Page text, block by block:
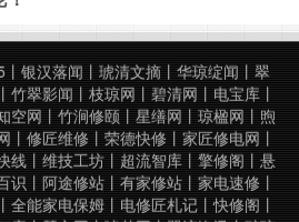
丨 银汉落闻 丨 琥清文摘 丨 华琼绽闻 丨 翠
丨 竹翠影闻 丨 枝琼网 丨 碧清网 丨 电宝库 丨
空网 丨 竹涧修颐 丨 星缮网 丨 琼楹网 丨 煦
丨 修匠维修 丨 荣德快修 丨 家匠修电网 丨
线 丨 维技工坊 丨 超流智库 丨 擎修阁 丨 悬
识 丨 阿途修站 丨 有家修站 丨 家电速修 丨
丨 全能家电保姆 丨 电修匠札记 丨快修阁 丨